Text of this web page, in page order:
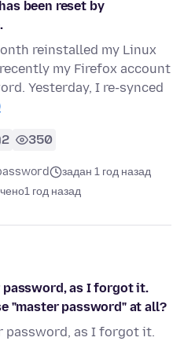
been reset by
reinstalled my Linux
my Firefox account
Yesterday, I re-synced
2 350
задан 1 год назад
1 год назад
as I forgot it.
"master password" at all?
password, as I forgot it.